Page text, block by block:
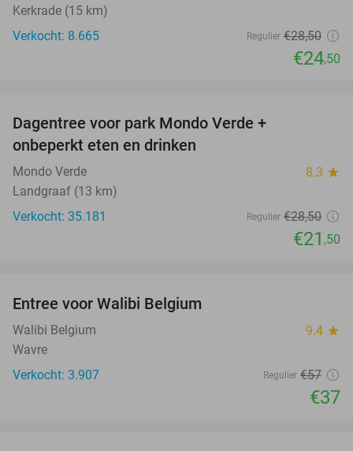
Kerkrade (15 km)
Verkocht: 8.665
Regulier €28,50
€24,50
Dagentree voor park Mondo Verde +
onbeperkt eten en drinken
Mondo Verde 8.3 star
Landgraaf (13 km)
Verkocht: 35.181
Regulier €28,50
€21 ,50
Entree voor Walibi Belgium
Walibi Belgium 9.4 star
Wavre
Verkocht: 3.907
Regulier €57
€37